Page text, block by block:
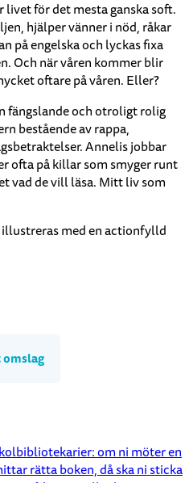
för det mesta ganska soft.
hjälper vänner i nöd, råkar
på engelska och lyckas fixa
Och när våren kommer blir
oftare på våren. Eller?
fängslande och otroligt rolig
bestående av rappa,
Annelis jobbar
ofta på killar som smyger runt
vad de vill läsa. Mitt liv som
med en actionfylld
omslag
om ni möter en
rätta boken, då ska ni sticka